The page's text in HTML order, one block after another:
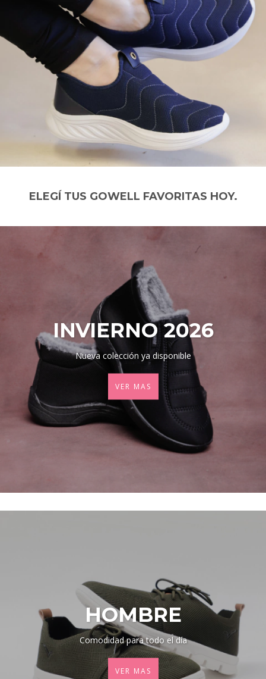
ELEGÍ TUS GOWELL FAVORITAS HOY.
INVIERNO 2026
Nueva colección ya disponible
VER MAS
HOMBRE
Comodidad para todo el día
VER MAS